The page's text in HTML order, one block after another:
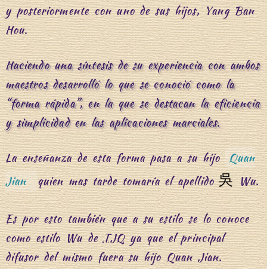
y posteriormente con uno de sus hijos, Yang Ban
Hou.
Haciendo una síntesis de su experiencia con ambos
maestros desarrolló lo que se conoció como la
“forma rápida”, en la que se destacan la eficiencia
y simplicidad en las aplicaciones marciales.
La enseñanza de esta forma pasa a su hijo Quan
Jian quien mas tarde tomaría el apellido吳Wu.
Es por esto también que a su estilo se lo conoce
como estilo Wu deTJQya que el principal
difusor del mismo fuera su hijo Quan Jian.